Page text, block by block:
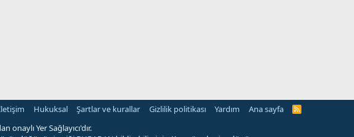
Hukuksal Şartlar ve kurallar Gizlilik politikası Yardım Ana sayfa
R
onaylı Yer Sağlayıcı'dır.